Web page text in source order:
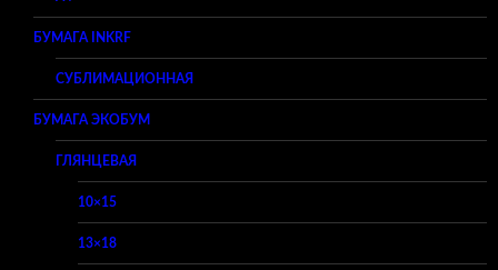
БУМАГА INKRF
СУБЛИМАЦИОННАЯ
БУМАГА ЭКОБУМ
ГЛЯНЦЕВАЯ
10×15
13×18